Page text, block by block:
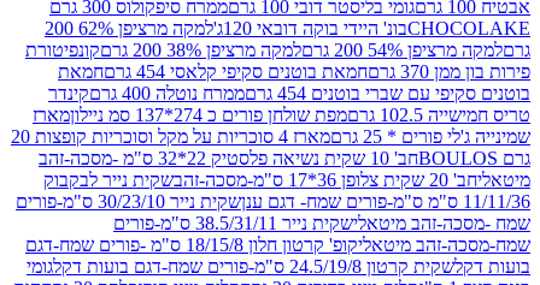
גומי בליסטר דובי 100 גרם
ממרח סיפקולוס 300 גרם
בונ' היידי בוקה דובאי 120ג'
למקה מרציפן 62% 200
200 גרם
למקה מרציפן 38% 200 גרם
קונפיטורת
גרם
חמאת בוטנים סקיפי קלאסי 454 גרם
חמאת
עם שברי בוטנים 454 גרם
ממרח נוטלה 400 גרם
קינדר
גרם
מפת שולחן פורים כ 274*137 סמ ניילון
מארז
* 25 גרם
מארז 4 סוכריות על מקל וסוכריות קופצות 20
חב' 10 שקית נשיאה פלסטיק 22*32 ס"מ -מסכה-זהב
שקית נייר לבקבוק
שקית נייר 30/23/10 ס"מ-פורים
זהב מיטאלי
שקית נייר 38.5/31/11 ס"מ-פורים
מיטאלי
קופ' קרטון חלון 18/15/8 ס"מ -פורים שמח-דגם
שקית קרטון 24.5/19/8 ס"מ-פורים שמח-דגם בועות דקל
גומי